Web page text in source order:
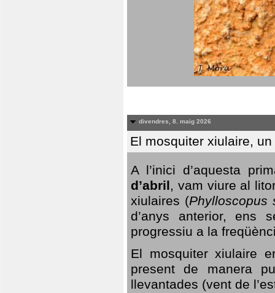
divendres, 8. maig 2026
El mosquiter xiulaire,
A l’inici d’aquesta
d’abril, vam viure al
xiulaires (Phylloscopus
d’anys anterior, ens
progressiu a la
El mosquiter xiulaire
present de manera
llevantades (vent de